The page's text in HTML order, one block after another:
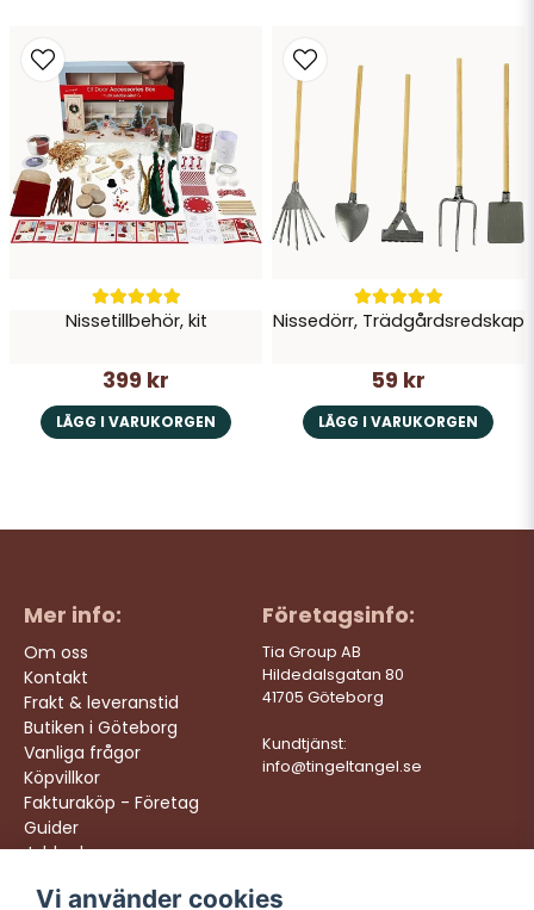
Nissetillbehör, kit
399 kr
LÄGG I VARUKORGEN
Nissedörr, Trädgårdsredskap
59 kr
LÄGG I VARUKORGEN
Mer info:
Om oss
Kontakt
Frakt & leveranstid
Butiken i Göteborg
Vanliga frågor
Köpvillkor
Fakturaköp - Företag
Guider
Jobba hos oss
Företagsinfo:
Tia Group AB
Hildedalsgatan 80
41705 Göteborg
Kundtjänst:
info@tingeltangel.se
Följ oss: Vi levererar:
Vi använder cookies